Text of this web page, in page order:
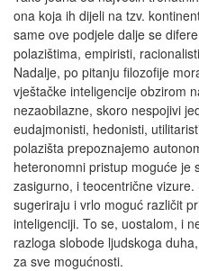
ona koja ih dijeli na tzv.
same ove podjele dalje se
polazištima, empiristi,
Nadalje, po pitanju filozofije
vještačke inteligencije obzirom
nezaobilazne, skoro nespojivi
eudajmonisti, hedonisti,
polazišta prepoznajemo
heteronomni pristup moguće je
zasigurno, i teocentrične
sugeriraju i vrlo moguć različit
inteligenciji. To se, uostalom, i
razloga slobode ljudskoga
za sve mogućnosti.